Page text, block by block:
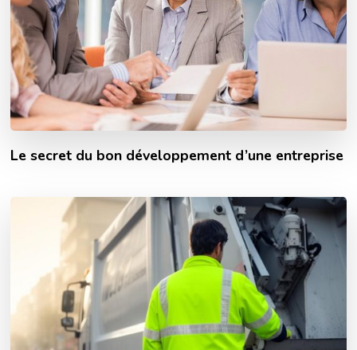
Le secret du bon développement d’une entreprise